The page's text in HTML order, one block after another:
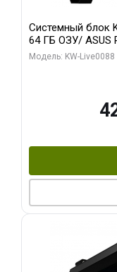
Системный блок
64 ГБ ОЗУ/ ASUS
GDDR7 256bit
Модель: KW-Live0088